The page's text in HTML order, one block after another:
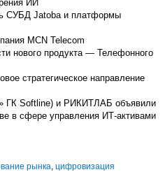
ИИ
СУБД Jatoba и платформы
MCN Telecom
нового продукта — Телефонного
стратегическое направление
ГК Softline) и РИКИТЛАБ объявили
в сфере управления ИТ-активами
рынка, цифровизация